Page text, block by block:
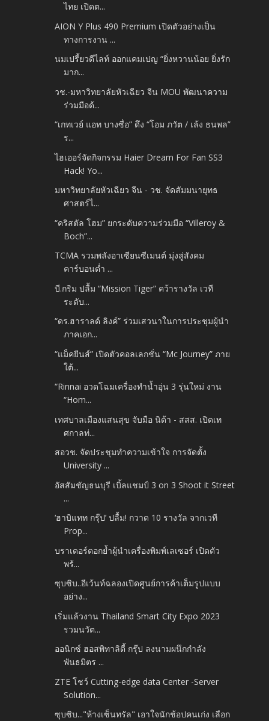
ไทย เปิดต...
AION Y Plus 490 Premium เปิดตัวอย่างเป็น
ทางการงาน ...
นมเปรี้ยวดีไลท์ ออกแคมเปญ “ยิ่งหวานน้อย ยิ่งรัก
มาก...
วช.-มหาวิทยาลัยหัวเฉียว จีน MOU พัฒนาความ
ร่วมมือด้...
“เกทเวย์ แอท บางซื่อ” ดึง “โอม ภวัต / เล้ง ธนพล”
ร...
ไฮเออร์จัดกิจกรรม Haier Dream For Fan SS3
Hack! Yo...
มหาวิทยาลัยหัวเฉียว จีน - วช. จัดสัมมนายุทธ
ศาสตร์ไ...
“คริสตัล โฮม” ยกระดับความร่วมมือ “Villeroy &
Boch”...
TCMA รวมพลังอาเซียนซีเมนต์ มุ่งสู่สังคม
คาร์บอนต่ำ ...
บี.กริม ปลื้ม “Mission Tiger” คว้ารางวัล เวที
ระดับ...
“ดร.ฮาราลด์ ลิงค์” ร่วมเสวนาในการประชุมผู้นำ
ภาคเอก...
“แม็คยีนส์” เปิดตัวคอลเลกชั่น “Mc Journey” ภาย
ใต้...
“Rinnai อวดโฉมเครื่องทำน้ำอุ่น 3 รุ่นใหม่ งาน
“Hom...
เทศบาลเมืองแสนสุข จับมือ นิด้า - สสส. เปิดเท
ศกาลท่...
สอวช. จัดประชุมทำความเข้าใจ การจัดตั้ง
University ...
อัสสัมชัญธนบุรี เบิ้ลแชมป์ 3 on 3 Shoot it Street
...
‘ฮาบิแทท กรุ๊ป’ ปลื้ม! กวาด 10 รางวัล จากเวที
Prop...
บราเดอร์ตอกย้ำผู้นำเครื่องพิมพ์เลเซอร์ เปิดตัว
พร้...
ซุบซิบ..อีเว้นท์ฉลองเปิดศูนย์การค้าเต็มรูปแบบ
อย่าง...
เริ่มแล้วงาน Thailand Smart City Expo 2023
รวมนวัต...
ออนิกซ์ ฮอสพิทาลิตี้ กรุ๊ป ลงนามผนึกกำลัง
พันธมิตร ...
ZTE โชว์ Cutting-edge data Center -Server
Solution...
ซุบซิบ..."ห้างเซ็นทรัล" เอาใจนักช้อปคนเก่ง เลือก